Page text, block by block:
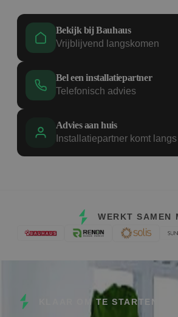
Bekijk bij Bauhaus
Vrijblijvend langskomen
Bel een installatiepartner
Telefonisch advies
Advies aan huis
Installatiepartner komt langs
WERKT SAMEN
KLAAR OM TE STARTEN